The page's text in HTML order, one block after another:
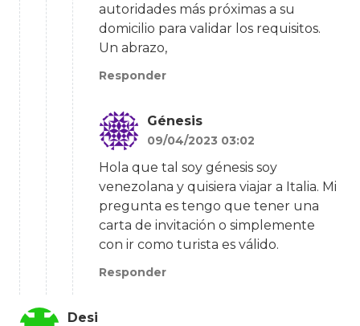
autoridades más próximas a su
domicilio para validar los requisitos.
Un abrazo,
Responder
Génesis
09/04/2023 03:02
Hola que tal soy génesis soy
venezolana y quisiera viajar a Italia. Mi
pregunta es tengo que tener una
carta de invitación o simplemente
con ir como turista es válido.
Responder
Desi